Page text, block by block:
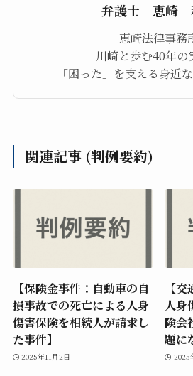
弁護士 恵崎
恵崎法律事務
川崎と歩む40年の
「困った」を支える身近
関連記事 (判例要約)
【保険金事件：自動車の自
損事故での死亡による人身
傷害保険を相続人が請求し
た事件】
2025年11月2日
【
人身
険会
題に
2025